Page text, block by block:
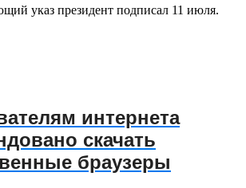
указ президент подписал 11 июля.
интернета
скачать
браузеры